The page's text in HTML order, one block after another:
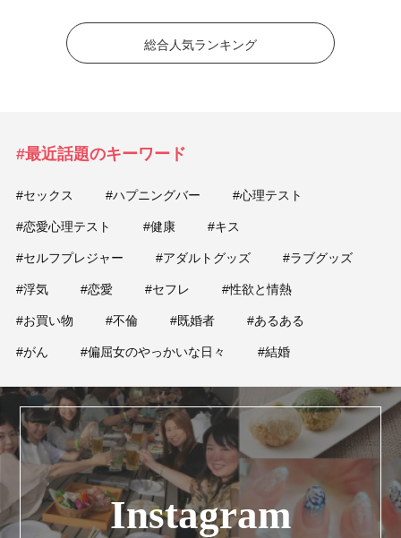
総合人気ランキング
#最近話題のキーワード
#セックス #ハプニングバー #心理テスト
#恋愛心理テスト #健康 #キス
#セルフプレジャー #アダルトグッズ #ラブグッズ
#浮気 #恋愛 #セフレ #性欲と情熱
#お買い物 #不倫 #既婚者 #あるある
#がん #偏屈女のやっかいな日々 #結婚
Instagram